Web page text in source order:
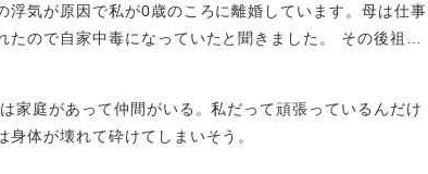
浮気が原因で私が0歳のころに離婚しています。母は仕事
ので自家中毒になっていたと聞きました。 その後祖母
家庭があって仲間がいる。私だって頑張っているんだけ
体が壊れて砕けてしまいそう。